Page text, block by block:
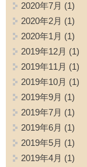
2020年7月 (1)
2020年2月 (1)
2020年1月 (1)
2019年12月 (1)
2019年11月 (1)
2019年10月 (1)
2019年9月 (1)
2019年7月 (1)
2019年6月 (1)
2019年5月 (1)
2019年4月 (1)